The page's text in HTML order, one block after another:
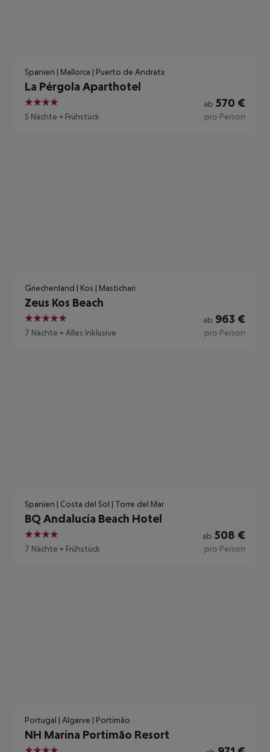
Spanien | Mallorca | Puerto de Andratx
La Pérgola Aparthotel
4
5 Nächte + Frühstück
ab 570 €
pro Person
Griechenland | Kos | Mastichari
Zeus Kos Beach
5
7 Nächte + Alles Inklusive
ab 963 €
pro Person
Spanien | Costa del Sol | Torre del Mar
BQ Andalucía Beach Hotel
4
7 Nächte + Frühstück
ab 508 €
pro Person
Portugal | Algarve | Portimão
NH Marina Portimão Resort